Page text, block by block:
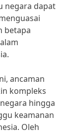
negara dapat
betapa
ancaman
kompleks
hingga
keamanan
Oleh